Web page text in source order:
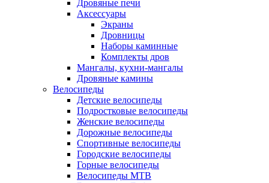
Дровяные печи
Аксессуары
Экраны
Дровницы
Наборы каминные
Комплекты дров
Мангалы, кухни-мангалы
Дровяные камины
Велосипеды
Детские велосипеды
Подростковые велосипеды
Женские велосипеды
Дорожные велосипеды
Спортивные велосипеды
Городские велосипеды
Горные велосипеды
Велосипеды MTB